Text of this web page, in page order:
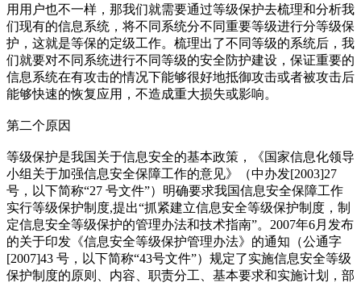
用用户也不一样，那我们就需要通过等级保护去梳理和分析我
们现有的信息系统，将不同系统分不同重要等级进行分等级保
护，这就是等保的定级工作。梳理出了不同等级的系统后，我
们就要对不同系统进行不同等级的安全防护建设，保证重要的
信息系统在有攻击的情况下能够很好地抵御攻击或者被攻击后
能够快速的恢复应用，不造成重大损失或影响。
第二个原因
等级保护是我国关于信息安全的基本政策，《国家信息化领导
小组关于加强信息安全保障工作的意见》（中办发[2003]27
号，以下简称“27 号文件”）明确要求我国信息安全保障工作
实行等级保护制度,提出“抓紧建立信息安全等级保护制度，制
定信息安全等级保护的管理办法和技术指南”。2007年6月发布
的关于印发《信息安全等级保护管理办法》的通知（公通字
[2007]43 号，以下简称“43号文件”）规定了实施信息安全等级
保护制度的原则、内容、职责分工、基本要求和实施计划，部